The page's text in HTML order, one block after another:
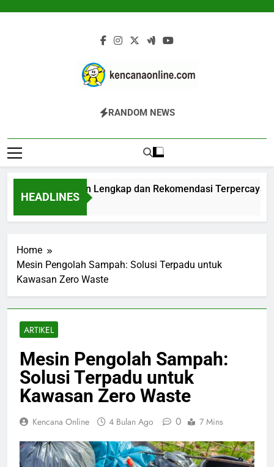
Kencana Online
Jasa Pengelolaan Sampah Kawasan
Dan Industri
RANDOM NEWS
HEADLINES
Panduan Lengkap dan Rekomendasi Terpercaya
Home
Mesin Pengolah Sampah: Solusi Terpadu untuk
Kawasan Zero Waste
ARTIKEL
Mesin Pengolah Sampah:
Solusi Terpadu untuk
Kawasan Zero Waste
Kencana Online 4 Bulan Ago 0 7 Mins